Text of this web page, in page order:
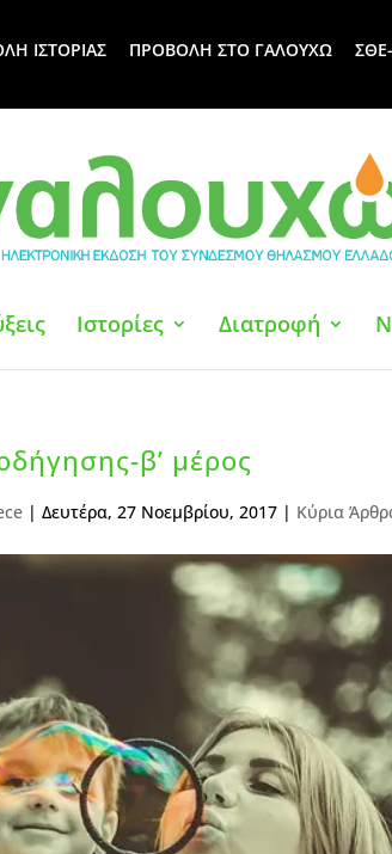
ΙΣΤΟΡΙΑΣ ΠΡΟΒΟΛΗ ΣΤΟ ΓΑΛΟΥΧΩ
Ιστορίες Διατροφή
β’ μέρος
|Δευτέρα, 27 Νοεμβρίου, 2017 | Κύρια